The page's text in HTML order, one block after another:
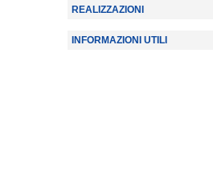
REALIZZAZIONI
INFORMAZIONI UTILI